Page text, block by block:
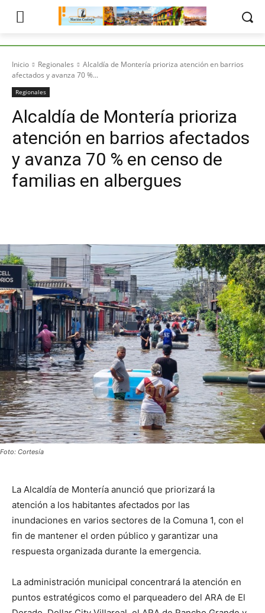
Inicio Regionales
Alcaldía de Montería prioriza atención en barrios
afectados y avanza 70 %...
Regionales
Alcaldía de Montería prioriza
atención en barrios afectados
y avanza 70 % en censo de
familias en albergues
Foto: Cortesía
La Alcaldía de Montería anunció que priorizará la
atención a los habitantes afectados por las
inundaciones en varios sectores de la Comuna 1, con el
fin de mantener el orden público y garantizar una
respuesta organizada durante la emergencia.
La administración municipal concentrará la atención en
puntos estratégicos como el parqueadero del ARA de El